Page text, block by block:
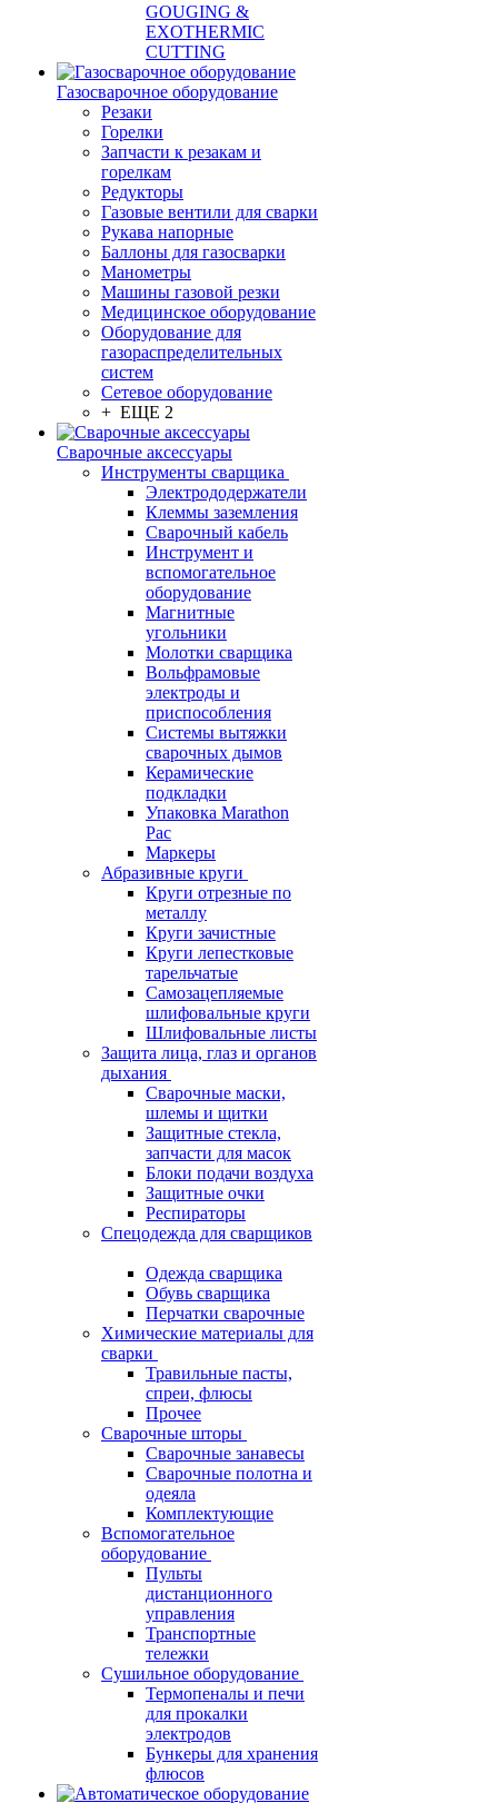
GOUGING &
EXOTHERMIC
CUTTING
Газосварочное оборудование
Резаки
Горелки
Запчасти к резакам и
горелкам
Редукторы
Газовые вентили для сварки
Рукава напорные
Баллоны для газосварки
Манометры
Машины газовой резки
Медицинское оборудование
Оборудование для
газораспределительных
систем
Сетевое оборудование
+ ЕЩЕ 2
Сварочные аксессуары
Инструменты сварщика
Электрододержатели
Клеммы заземления
Сварочный кабель
Инструмент и
вспомогательное
оборудование
Магнитные
угольники
Молотки сварщика
Вольфрамовые
электроды и
приспособления
Системы вытяжки
сварочных дымов
Керамические
подкладки
Упаковка Marathon
Pac
Маркеры
Абразивные круги
Круги отрезные по
металлу
Круги зачистные
Круги лепестковые
тарельчатые
Самозацепляемые
шлифовальные круги
Шлифовальные листы
Защита лица, глаз и органов
дыхания
Сварочные маски,
шлемы и щитки
Защитные стекла,
запчасти для масок
Блоки подачи воздуха
Защитные очки
Респираторы
Спецодежда для сварщиков
Одежда сварщика
Обувь сварщика
Перчатки сварочные
Химические материалы для
сварки
Травильные пасты,
спреи, флюсы
Прочее
Сварочные шторы
Сварочные занавесы
Сварочные полотна и
одеяла
Комплектующие
Вспомогательное
оборудование
Пульты
дистанционного
управления
Транспортные
тележки
Сушильное оборудование
Термопеналы и печи
для прокалки
электродов
Бункеры для хранения
флюсов